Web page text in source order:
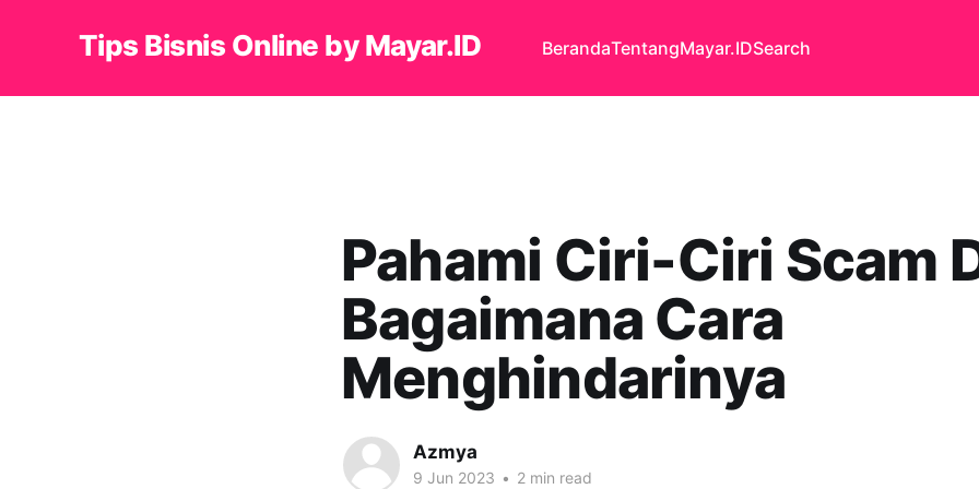
Tips Bisnis Online by Mayar.ID BerandaTentangMayar.IDSearch
Pahami Ciri-Ciri Scam
Bagaimana Cara
Menghindarinya
Azmya
9 Jun 2023 • 2 min read